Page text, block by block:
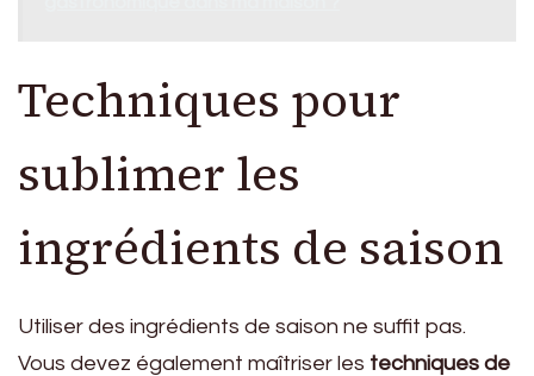
Techniques pour
sublimer les
ingrédients de saison
Utiliser des ingrédients de saison ne suffit pas.
Vous devez également maîtriser les techniques de